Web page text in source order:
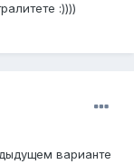
:))))
варианте